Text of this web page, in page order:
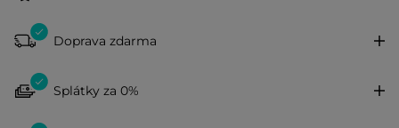
Doprava zdarma
Splátky za 0%